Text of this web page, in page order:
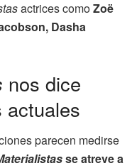
actrices comoZoë
Dasha
nos dice
actuales
parecen medirse
se atreve a